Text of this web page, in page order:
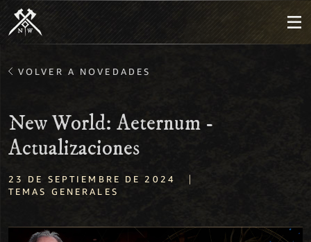
VOLVER A NOVEDADES
New World: Aeternum -
Actualizaciones
23 DE SEPTIEMBRE DE 2024 |
TEMAS GENERALES